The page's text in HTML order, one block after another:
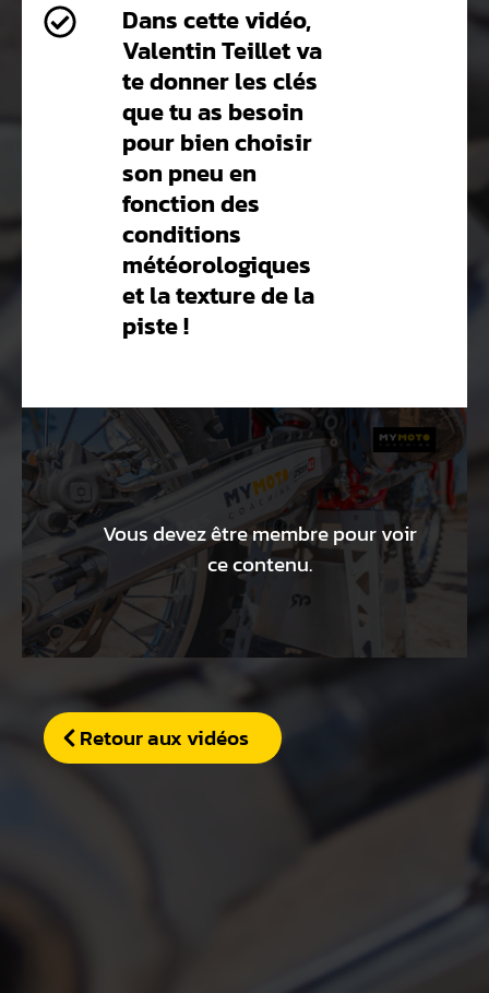
Dans cette vidéo,
Valentin Teillet va
te donner les clés
que tu as besoin
pour bien choisir
son pneu en
fonction des
conditions
météorologiques
et la texture de la
piste !
Vous devez être membre pour voir
ce contenu.
Retour aux vidéos